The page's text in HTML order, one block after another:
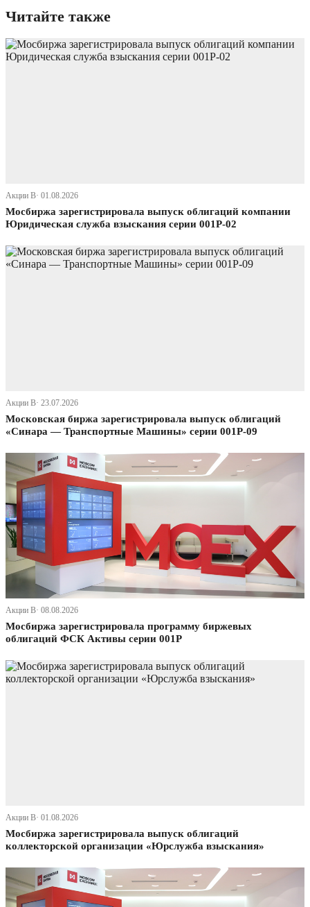
Читайте также
Акции В· 01.08.2026
Мосбиржа зарегистрировала выпуск облигаций компании
Юридическая служба взыскания серии 001Р-02
Акции В· 23.07.2026
Московская биржа зарегистрировала выпуск облигаций
«Синара — Транспортные Машины» серии 001P-09
Акции В· 08.08.2026
Мосбиржа зарегистрировала программу биржевых
облигаций ФСК Активы серии 001Р
Акции В· 01.08.2026
Мосбиржа зарегистрировала выпуск облигаций
коллекторской организации «Юрслужба взыскания»